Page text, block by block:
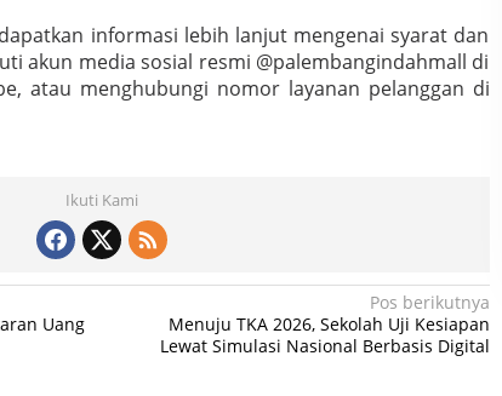
informasi lebih lanjut mengenai syarat dan
akun media sosial resmi @palembangindahmall di
atau menghubungi nomor layanan pelanggan di
Ikuti Kami
Uang
Pos berikutnya
Menuju TKA 2026, Sekolah Uji Kesiapan
Lewat Simulasi Nasional Berbasis Digital